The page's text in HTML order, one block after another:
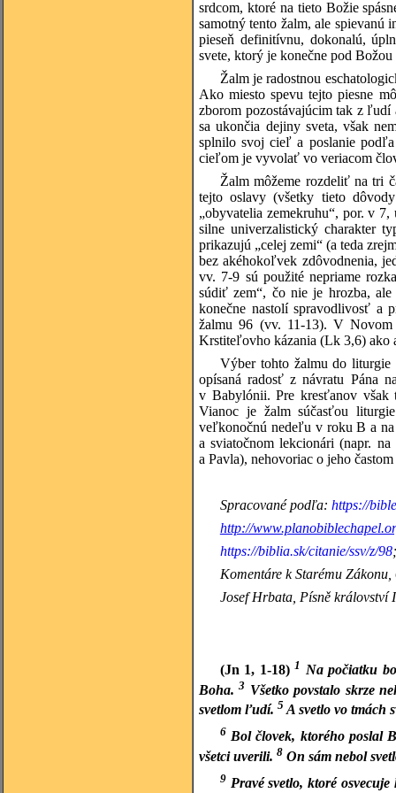
srdcom, ktoré na tieto Božie
samotný tento žalm, ale spievanú
pieseň definitívnu, dokonalú,
svete, ktorý je konečne pod
Žalm je radostnou
Ako miesto spevu tejto piesne
zborom pozostávajúcim tak z
sa ukončia dejiny sveta, však
splnilo svoj cieľ a poslanie
cieľom je vyvolať vo veriacom
Žalm môžeme rozdeliť na tri
tejto oslavy (všetky tieto
„obyvatelia zemekruhu“, por. v
silne univerzalistický charakter
prikazujú „celej zemi“ (a teda
bez akéhokoľvek zdôvodnenia,
vv. 7-9 sú použité nepriame
súdiť zem“, čo nie je hrozba,
konečne nastolí spravodlivosť a
žalmu 96 (vv. 11-13). V
Krstiteľovho kázania (Lk 3,6) ako
Výber tohto žalmu do
opísaná radosť z návratu Pána
v Babylónii. Pre kresťanov však
Vianoc je žalm súčasťou
veľkonočnú nedeľu v roku B a
a sviatočnom lekcionári (napr.
a Pavla), nehovoriac o jeho
Spracované podľa: https://
http://
https://biblia.sk/citanie/ssv/z/98
Komentáre k Starému
Josef Hrbata, Písně království
(Jn 1, 1-18)1 Na počiatku
Boha.3 Všetko povstalo skrze
svetlom ľudí. 5 A svetlo vo tmách
6 Bol človek, ktorého poslal
všetci uverili. 8 On sám nebol
9Pravé svetlo, ktoré